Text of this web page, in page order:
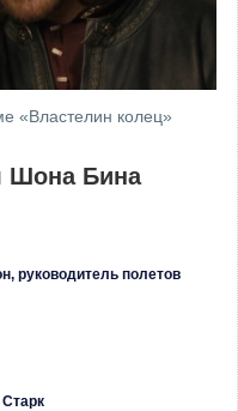
«Властелин колец»
Шона Бина
руководитель полетов